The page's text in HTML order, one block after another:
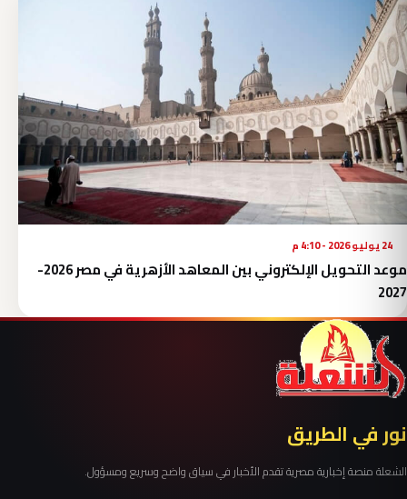
24 يوليو 2026 - 4:10 م
موعد التحويل الإلكتروني بين المعاهد الأزهرية في مصر 2026-
2027
نور في الطريق
الشعلة منصة إخبارية مصرية تقدم الأخبار في سياق واضح وسريع ومسؤول.